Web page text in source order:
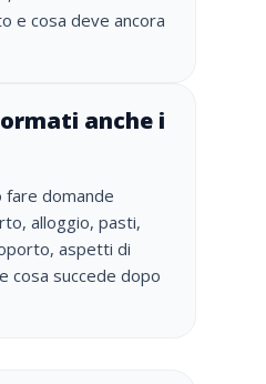
e cosa deve ancora
anche i
domande
alloggio, pasti,
aspetti di
cosa succede dopo